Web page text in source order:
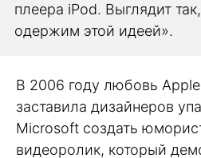
плеера iPod. Выглядит
одержим этой идеей».
В 2006 году любовь
заставила дизайнеров
Microsoft создать
видеоролик, который